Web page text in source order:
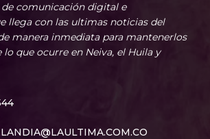
comunicación digital e
llega con las ultimas noticias del
manera inmediata para mantenerlos
que ocurre en Neiva, el Huila y